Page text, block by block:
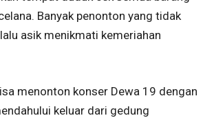
Banyak penonton yang tidak
asik menikmati kemeriahan
menonton konser Dewa 19 dengan
keluar dari gedung